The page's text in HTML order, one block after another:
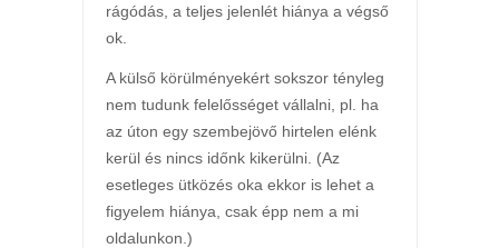
rágódás, a teljes jelenlét hiánya a végső
ok.
A külső körülményekért sokszor tényleg
nem tudunk felelősséget vállalni, pl. ha
az úton egy szembejövő hirtelen elénk
kerül és nincs időnk kikerülni. (Az
esetleges ütközés oka ekkor is lehet a
figyelem hiánya, csak épp nem a mi
oldalunkon.)